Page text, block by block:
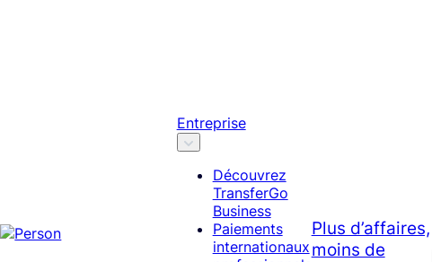
Entreprise
Découvrez
TransferGo
Business
Paiements
internationaux
Plus d’affaires,
moins de